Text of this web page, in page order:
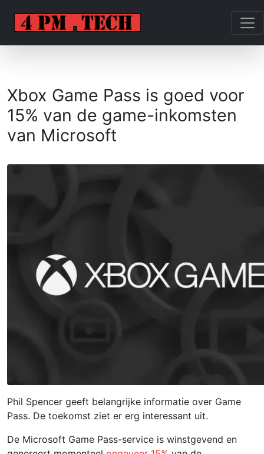
Xbox Game Pass is goed voor
15% van de game-inkomsten
van Microsoft
Phil Spencer geeft belangrijke informatie over Game
Pass. De toekomst ziet er erg interessant uit.
De Microsoft Game Pass-service is winstgevend en